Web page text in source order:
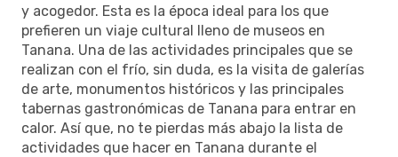
y acogedor. Esta es la época ideal para los que
prefieren un viaje cultural lleno de museos en
Tanana. Una de las actividades principales que se
realizan con el frío, sin duda, es la visita de galerías
de arte, monumentos históricos y las principales
tabernas gastronómicas de Tanana para entrar en
calor. Así que, no te pierdas más abajo la lista de
actividades que hacer en Tanana durante el